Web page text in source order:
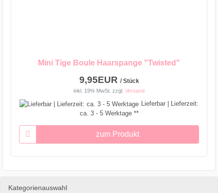
Mini Tige Boule Haarspange "Twisted"
9,95EUR / Stück
inkl. 19% MwSt. zzgl. Versand
Lieferbar | Lieferzeit:
ca. 3 - 5 Werktage **
zum Produkt
Kategorienauswahl